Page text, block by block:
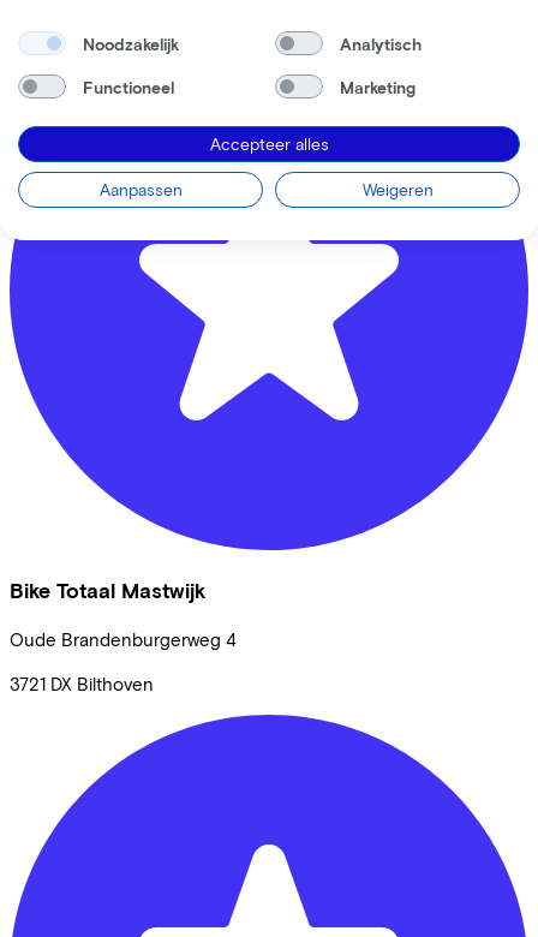
Bike Totaal Mastwijk
Oude Brandenburgerweg 4
3721 DX Bilthoven
Noodzakelijk Analytisch
Functioneel Marketing
Accepteer alles
Aanpassen Weigeren